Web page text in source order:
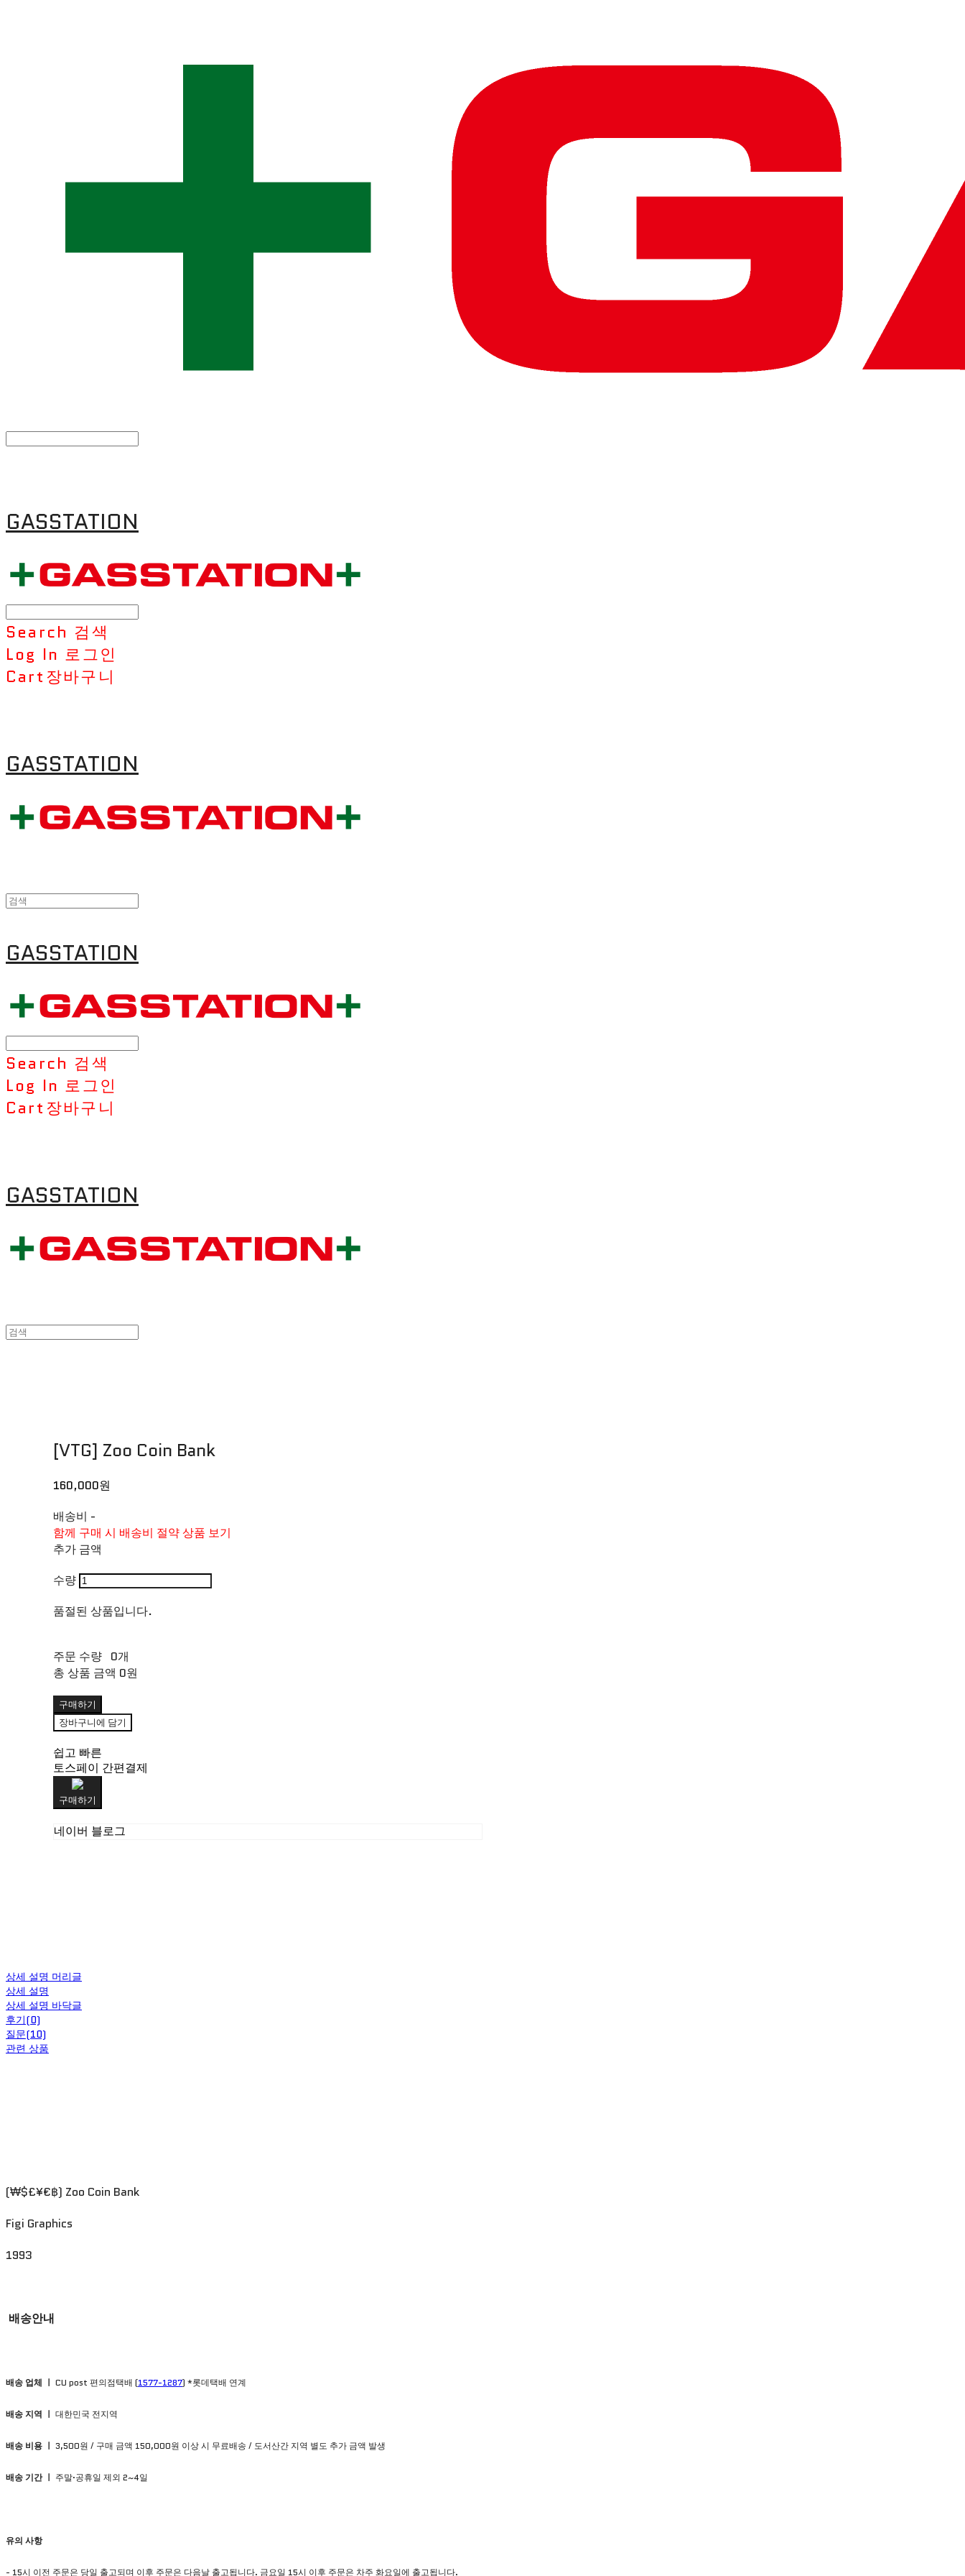
GASSTATION
Search 검색
Log In 로그인
Cart장바구니
GASSTATION
GASSTATION
Search 검색
Log In 로그인
Cart장바구니
GASSTATION
[VTG] Zoo Coin Bank
160,000원
배송비 -
함께 구매 시 배송비 절약 상품 보기
추가 금액
수량
품절된 상품입니다.
주문 수량 0개
총 상품 금액 0원
구매하기
장바구니에 담기
쉽고 빠른
토스페이 간편결제
구매하기
네이버 블로그
상세 설명 머리글
상세 설명
상세 설명 바닥글
후기(0)
질문(10)
관련 상품
(₩$£¥€฿) Zoo Coin Bank
Figi Graphics
1993
배송안내
배송 업체 ㅣ CU post 편의점택배 (1577-1287) *롯데택배 연계
배송 지역 ㅣ 대한민국 전지역
배송 비용 ㅣ 3,500원 / 구매 금액 150,000원 이상 시 무료배송 / 도서산간 지역 별도 추가 금액 발생
배송 기간 ㅣ 주말·공휴일 제외 2~4일
유의 사항
- 15시 이전 주문은 당일 출고되며 이후 주문은 다음날 출고됩니다. 금요일 15시 이후 주문은 차주 화요일에 출고됩니다.